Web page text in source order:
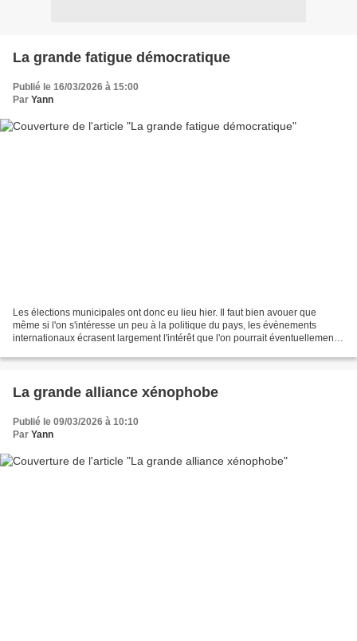
La grande fatigue démocratique
Publié le 16/03/2026 à 15:00
Par Yann
Les élections municipales ont donc eu lieu hier. Il faut bien avouer que
même si l'on s'intéresse un peu à la politique du pays, les évènements
internationaux écrasent largement l'intérêt que l'on pourrait éventuellement
La grande alliance xénophobe
Publié le 09/03/2026 à 10:10
Par Yann